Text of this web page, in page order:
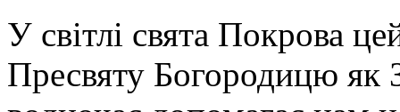
У світлі свята Покрова
Пресвяту Богородицю як